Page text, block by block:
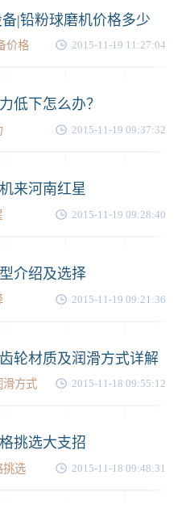
|铅粉球磨机价格多少
价格 2015-11-19 11:27:04
低下怎么办？
2015-11-19 09:37:32
来河南红星
2015-11-19 09:28:40
介绍及选择
2015-11-19 09:21:36
轮材质及润滑方式详解
滑方式 2015-11-18 09:55:12
挑选大支招
挑选 2015-11-18 09:48:31